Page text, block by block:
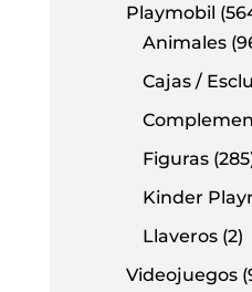
Playmobil
Animales
Cajas /
Figuras
Kinder
Llaveros (2)
Videojuegos